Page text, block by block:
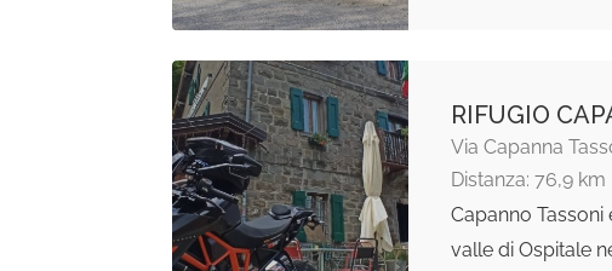
RIFUGIO
Via Capanna
Distanza: 76,9 km
Capanno
valle di Ospitale